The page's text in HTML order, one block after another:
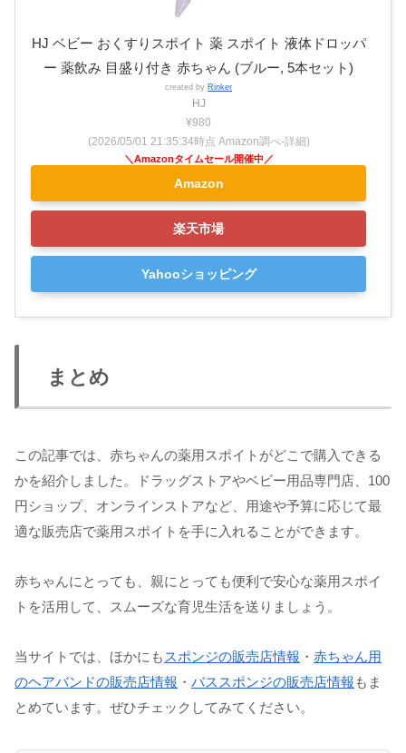
HJ ベビー おくすりスポイト 薬 スポイト 液体ドロッパ
ー 薬飲み 目盛り付き 赤ちゃん (ブルー, 5本セット)
created by Rinker
HJ
¥980
(2026/05/01 21:35:34時点 Amazon調べ-詳細)
Amazon
楽天市場
Yahooショッピング
まとめ
この記事では、赤ちゃんの薬用スポイトがどこで購入できる
かを紹介しました。ドラッグストアやベビー用品専門店、100
円ショップ、オンラインストアなど、用途や予算に応じて最
適な販売店で薬用スポイトを手に入れることができます。
赤ちゃんにとっても、親にとっても便利で安心な薬用スポイ
トを活用して、スムーズな育児生活を送りましょう。
当サイトでは、ほかにも スポンジの販売店情報 ・ 赤ちゃん用
のヘアバンドの販売店情報 ・ バススポンジの販売店情報 もま
とめています。ぜひチェックしてみてください。